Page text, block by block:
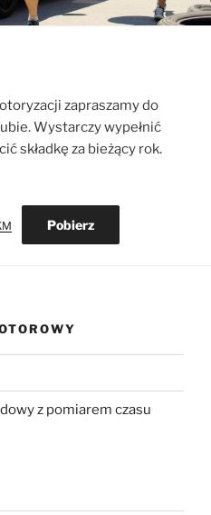
zapraszamy do
Wystarczy wypełnić
składkę za bieżący rok.
Pobierz
z pomiarem czasu